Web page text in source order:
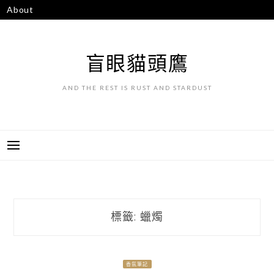
跳
至
About
盲眼貓頭鷹
AND THE REST IS RUST AND STARDUST
標籤: 蠟燭
香氛筆記